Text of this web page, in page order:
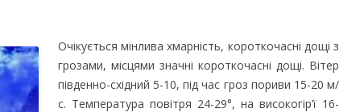
Очікується мінлива хмарність, короткочасні дощі з
грозами, місцями значні короткочасні дощі. Вітер
південно-східний 5-10, під час гроз пориви 15-20 м/
с. Температура повітря 24-29°, на високогір’ї 16-